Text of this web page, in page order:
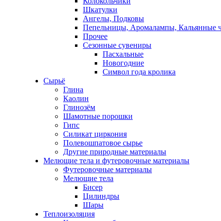
Шкатулки
Ангелы, Подковы
Пепельницы, Аромалампы, Кальянные
Прочее
Сезонные сувениры
Пасхальные
Новогодние
Символ года кролика
Сырьё
Глина
Каолин
Глинозём
Шамотные порошки
Гипс
Силикат циркония
Полевошпатовое сырье
Другие природные материалы
Мелющие тела и футеровочные материалы
Футеровочные материалы
Мелющие тела
Бисер
Цилиндры
Шары
Теплоизоляция